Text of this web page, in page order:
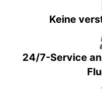
Keine
24/7-Service